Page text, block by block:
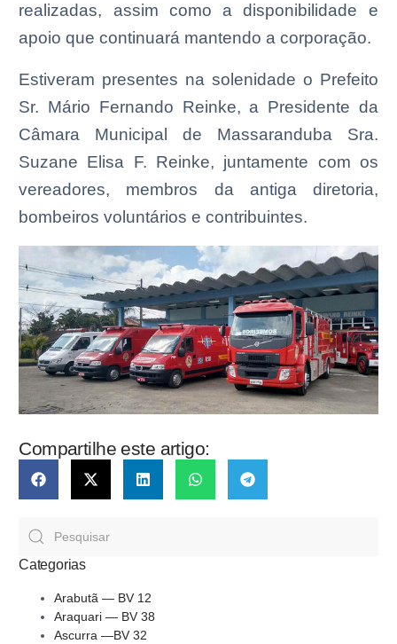
realizadas, assim como a disponibilidade e
apoio que continuará mantendo a corporação.
Estiveram presentes na solenidade o Prefeito
Sr. Mário Fernando Reinke, a Presidente da
Câmara Municipal de Massaranduba Sra.
Suzane Elisa F. Reinke, juntamente com os
vereadores, membros da antiga diretoria,
bombeiros voluntários e contribuintes.
Compartilhe este artigo:
Categorias
Arabutã — BV 12
Araquari — BV 38
Ascurra —BV 32